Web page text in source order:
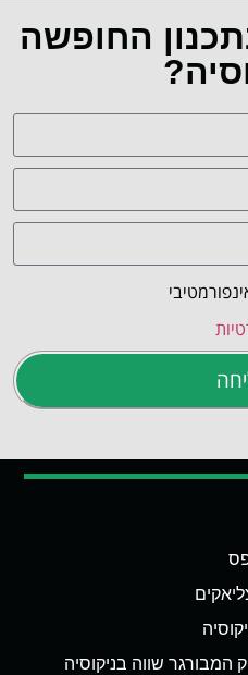
החופשה
המבורגר שווה בניקוסיה